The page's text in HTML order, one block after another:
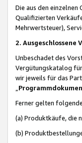
Die aus den einzelnen
Qualifizierten
Mehrwertsteuer),
2. Ausgeschlossene
Unbeschadet des
Vergütungskatalog
wir jeweils für das
Ferner gelten
(a) Produktkäufe, die
(b)